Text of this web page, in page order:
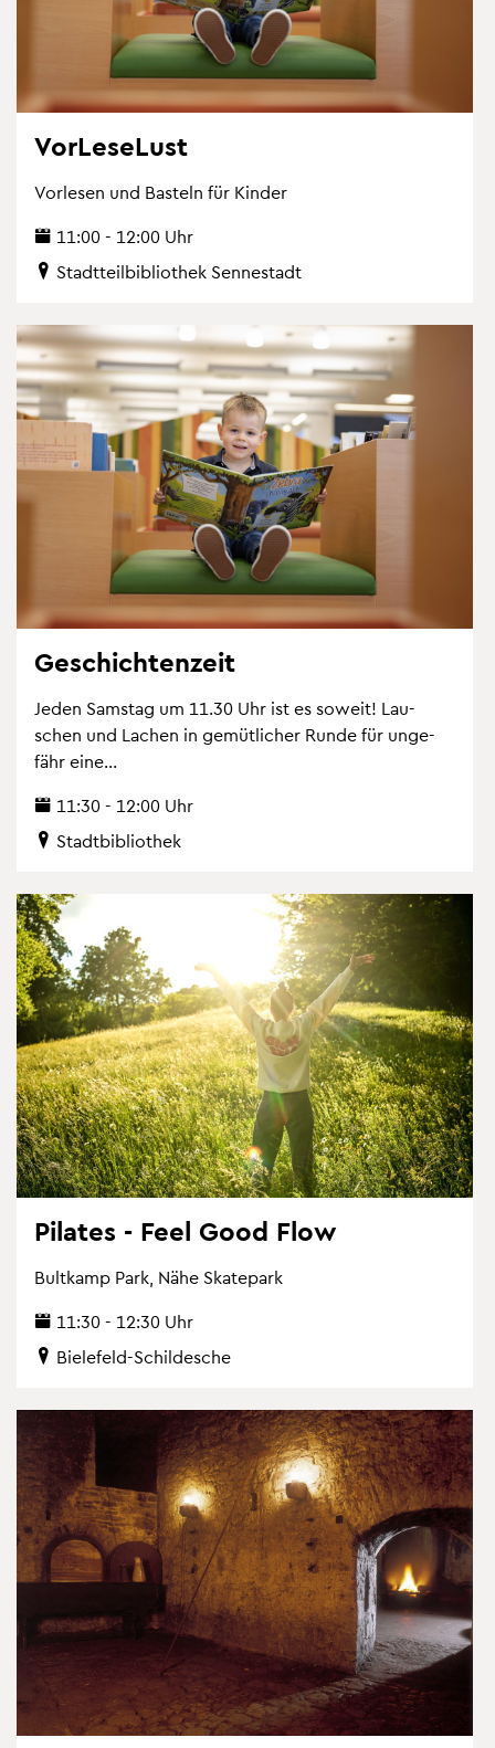
Vor­Le­se­Lust
Vor­le­sen und Bas­teln für Kin­der
11:00 - 12:00 Uhr
Stadt­teil­bi­blio­thek Sen­ne­stadt
Ge­schich­ten­zeit
Jeden Sams­tag um 11.30 Uhr ist es so­weit! Lau­
schen und La­chen in ge­müt­li­cher Runde für un­ge­
fähr eine...
11:30 - 12:00 Uhr
Stadt­bi­blio­thek
Pi­la­tes - Feel Good Flow
Bult­kamp Park, Nähe Skate­park
11:30 - 12:30 Uhr
Bie­le­feld-Schil­desche